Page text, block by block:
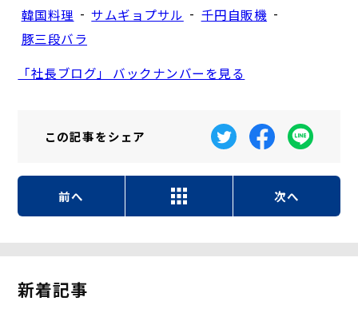
韓国料理 - サムギョプサル - 千円自販機 -
豚三段バラ
「社長ブログ」 バックナンバーを見る
この記事をシェア
前へ 次へ
新着記事